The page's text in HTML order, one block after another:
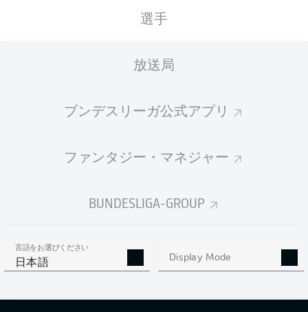
選手
放送局
ブンデスリーガ公式アプリ
ファンタジー・マネジャー
BUNDESLIGA-GROUP
言語をお選びください
日本語 Display Mode
2026/2027
統計 シーズン 2026/2027
AERIAL DUELS
WON